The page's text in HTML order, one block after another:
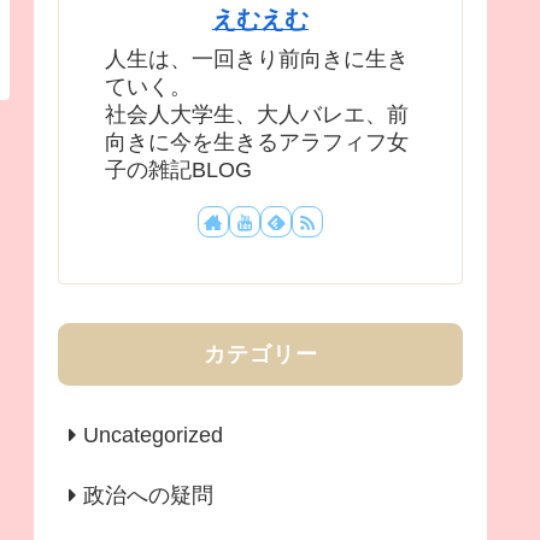
えむえむ
人生は、一回きり前向きに生き
ていく。
社会人大学生、大人バレエ、前
向きに今を生きるアラフィフ女
子の雑記BLOG
カテゴリー
Uncategorized
政治への疑問